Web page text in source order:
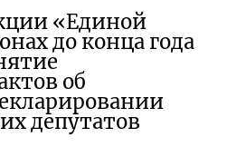
«Единой
до конца года
об
депутатов